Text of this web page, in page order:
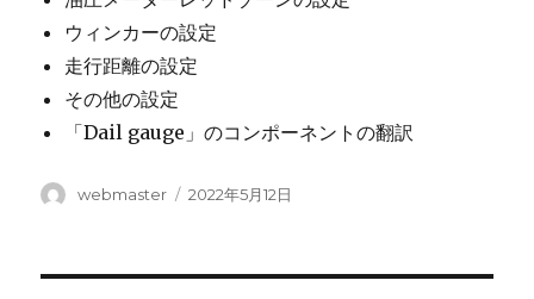
ウィンカーの設定
走行距離の設定
その他の設定
「Dail gauge」のコンポーネントの翻訳
投
webmaster
投
2022年5月12日